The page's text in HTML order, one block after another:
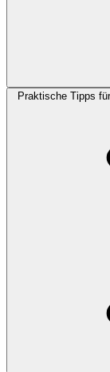
Praktische Tipps